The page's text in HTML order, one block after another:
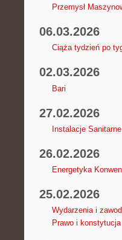
Przemysł
06.03.2026
Ciąża tydzień po
02.03.2026
Bari
27.02.2026
Instalacje Sanitarne
26.02.2026
Energetyka
25.02.2026
Wydarzenia i
Prawo i konstytucja